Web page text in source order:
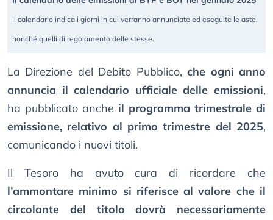
Il calendario indica i giorni in cui verranno annunciate ed eseguite le aste,
nonché quelli di regolamento delle stesse.
La Direzione del Debito Pubblico,che ogni anno
annuncia il calendario ufficiale delle emissioni,
ha pubblicato anche il programma trimestrale di
emissione, relativo al primo trimestre del 2025,
comunicando i nuovi titoli.
Il Tesoro ha avuto cura di ricordare che
l’ammontare minimo si riferisce al valore che il
circolante del titolo dovrà necessariamente